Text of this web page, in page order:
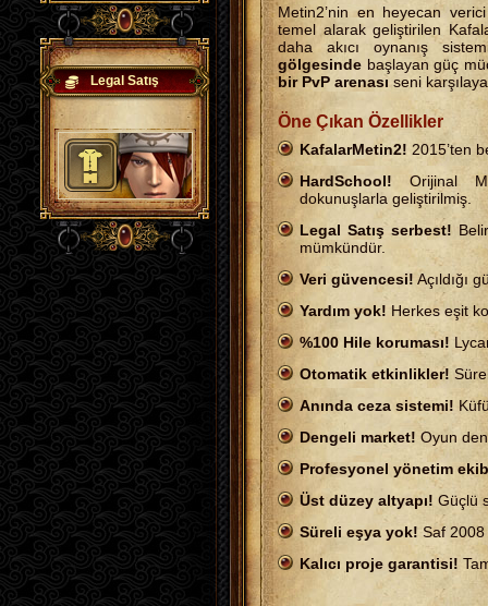
Legal Satış
Metin2’nin en heyecan
temel alarak geliştirilen
daha akıcı oynanış
gölgesinde başlayan güç
bir PvP arenası seni
Öne Çıkan Özellikler
KafalarMetin2! 2015’ten
HardSchool! Orijinal
dokunuşlarla geliştirilmiş.
Legal Satış serbest!
mümkündür.
Veri güvencesi! Açıldığı
Yardım yok! Herkes eşit
%100 Hile koruması!
Otomatik etkinlikler!
Anında ceza sistemi!
Dengeli market! Oyun
Profesyonel yönetim
Üst düzey altyapı! Güçlü
Süreli eşya yok! Saf
Kalıcı proje garantisi!